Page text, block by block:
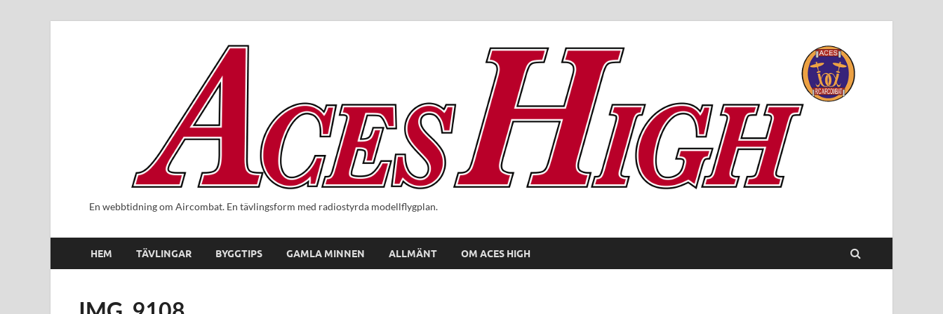
En webbtidning om Aircombat. En tävlingsform med radiostyrda modellflygplan.
HEM TÄVLINGAR BYGGTIPS GAMLA MINNEN ALLMÄNT OM ACES HIGH